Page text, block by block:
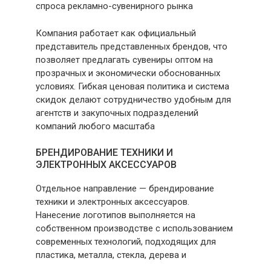
спроса рекламно-сувенирного рынка
Компания работает как официальный
представитель представленных брендов, что
позволяет предлагать сувениры оптом на
прозрачных и экономически обоснованных
условиях. Гибкая ценовая политика и система
скидок делают сотрудничество удобным для
агентств и закупочных подразделений
компаний любого масштаба
БРЕНДИРОВАНИЕ ТЕХНИКИ И
ЭЛЕКТРОННЫХ АКСЕССУАРОВ
Отдельное направление — брендирование
техники и электронных аксессуаров.
Нанесение логотипов выполняется на
собственном производстве с использованием
современных технологий, подходящих для
пластика, металла, стекла, дерева и